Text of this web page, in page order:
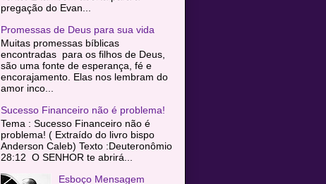
pregação do Evan...
Promessas de Deus para sua vida
Muitas promessas bíblicas
encontradas para os filhos de Deus,
são uma fonte de esperança, fé e
encorajamento. Elas nos lembram do
amor inco...
Sucesso Financeiro não é problema!
Tema : Sucesso Financeiro não é
problema! ( Extraído do livro bispo
Anderson Caleb) Texto :Deuteronômio
28:12 O SENHOR te abrirá...
Esboço Mensagem